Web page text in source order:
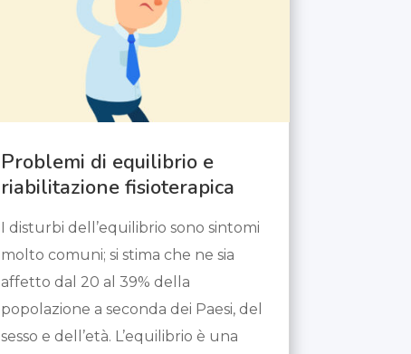
Problemi di equilibrio e
riabilitazione fisioterapica
I disturbi dell’equilibrio sono sintomi
molto comuni; si stima che ne sia
affetto dal 20 al 39% della
popolazione a seconda dei Paesi, del
sesso e dell’età. L’equilibrio è una